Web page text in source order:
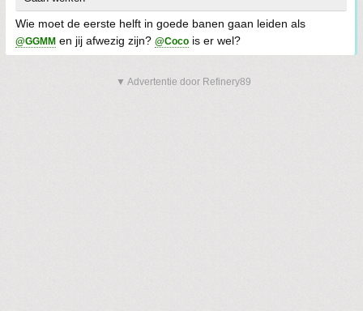
Wie moet de eerste helft in goede banen gaan leiden als
@GGMM en jij afwezig zijn? @Coco is er wel?
▼ Advertentie door Refinery89